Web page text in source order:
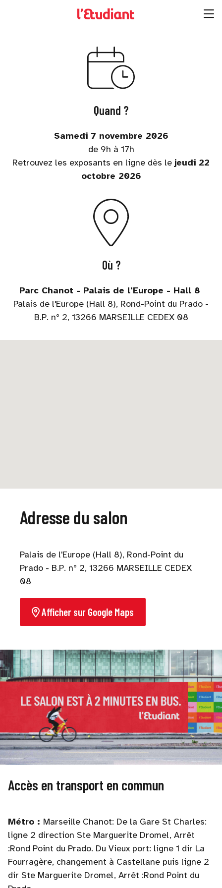
Quand ?
Samedi 7 novembre 2026
de 9h à 17h
Retrouvez les exposants en ligne dès le jeudi 22
octobre 2026
Où ?
Parc Chanot - Palais de l'Europe - Hall 8
Palais de l'Europe (Hall 8), Rond-Point du Prado -
B.P. n° 2, 13266 MARSEILLE CEDEX 08
Adresse du salon
Palais de l'Europe (Hall 8), Rond-Point du
Prado - B.P. n° 2, 13266 MARSEILLE CEDEX
08
Afficher sur Google Maps
Accès en transport en commun
Métro : Marseille Chanot: De la Gare St Charles:
ligne 2 direction Ste Marguerite Dromel, Arrêt
:Rond Point du Prado. Du Vieux port: ligne 1 dir La
Fourragère, changement à Castellane puis ligne 2
dir Ste Marguerite Dromel, Arrêt :Rond Point du